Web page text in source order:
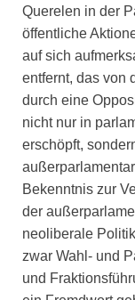
Querelen in der
öffentliche
auf sich
entfernt, das von
durch eine
nicht nur in
erschöpft,
Bekenntnis zur
der
neoliberale
zwar Wahl- und
und